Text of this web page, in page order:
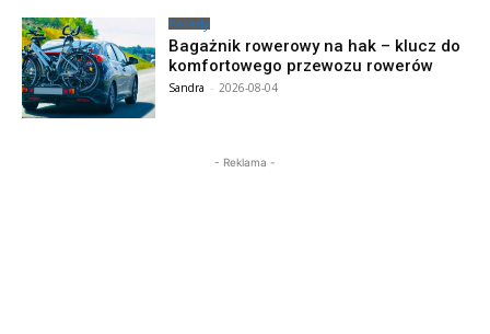
Porady
Bagażnik rowerowy na hak – klucz do
komfortowego przewozu rowerów
Sandra - 2026-08-04
- Reklama -